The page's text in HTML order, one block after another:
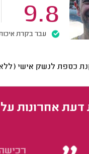
9.8
עבר בקרת
כספת לנשק אישי
דעת אחרונות